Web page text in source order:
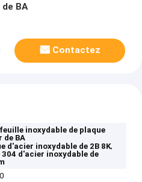
BA
Contactez
inoxydable de plaque
de BA
d'acier inoxydable de 2B 8K,
d'acier inoxydable de